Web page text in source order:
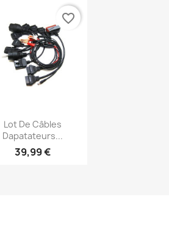
Aperçu rapide
Lot De Câbles
Dapatateurs...
39,99 €
favorite_border